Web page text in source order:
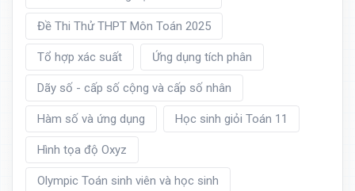
Đề Thi Thử THPT Môn Toán 2025
Tổ hợp xác suất Ứng dụng tích phân
Dãy số - cấp số cộng và cấp số nhân
Hàm số và ứng dụng Học sinh giỏi Toán 11
Hình tọa độ Oxyz
Olympic Toán sinh viên và học sinh